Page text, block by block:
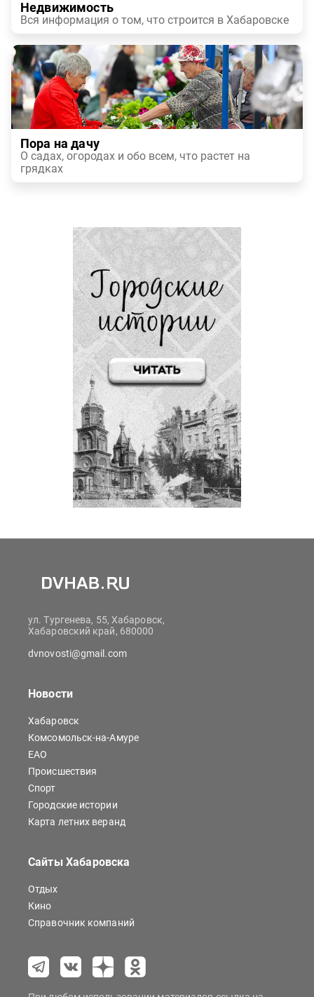
Недвижимость
Вся информация о том, что строится в Хабаровске
Пора на дачу
О садах, огородах и обо всем, что растет на
грядках
ул. Тургенева, 55, Хабаровск,
Хабаровский край, 680000
dvnovosti@gmail.com
Новости
Хабаровск
Комсомольск-на-Амуре
ЕАО
Происшествия
Спорт
Городские истории
Карта летних веранд
Сайты Хабаровска
Отдых
Кино
Справочник компаний